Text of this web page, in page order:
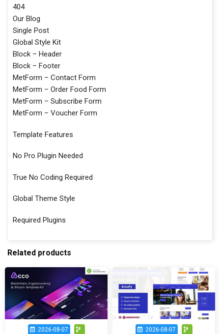
404
Our Blog
Single Post
Global Style Kit
Block – Header
Block – Footer
MetForm – Contact Form
MetForm – Order Food Form
MetForm – Subscribe Form
MetForm – Voucher Form
Template Features
No Pro Plugin Needed
True No Coding Required
Global Theme Style
Required Plugins
Related products
2026-08-07 2026-08-07